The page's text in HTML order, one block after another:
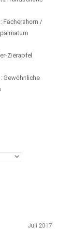
Fächerahorn /
Zierapfel
Gewöhnliche
Juli 2017